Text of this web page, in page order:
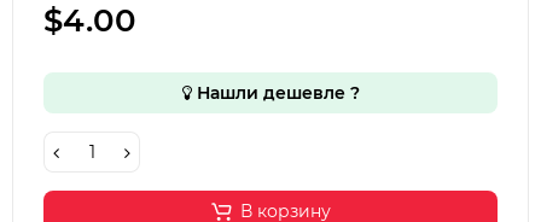
$4.00
Нашли дешевле ?
В корзину